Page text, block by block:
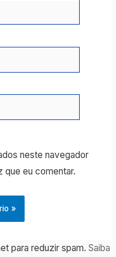
neste navegador
que eu comentar.
para reduzir spam.Saiba